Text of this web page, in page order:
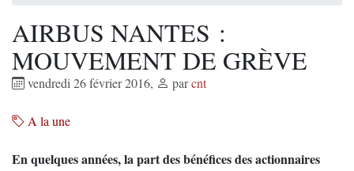
AIRBUS NANTES :
MOUVEMENT DE GRÈVE
vendredi 26 février 2016, parcnt
A la une
En quelques années, la part des bénéfices des actionnaires